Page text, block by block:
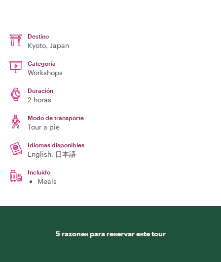
Destino
Kyoto, Japan
Categoría
Workshops
Duración
2 horas
Modo de transporte
Tour a pie
Idiomas disponibles
English, 日本語
Incluido
Meals
5 razones para reservar este tour